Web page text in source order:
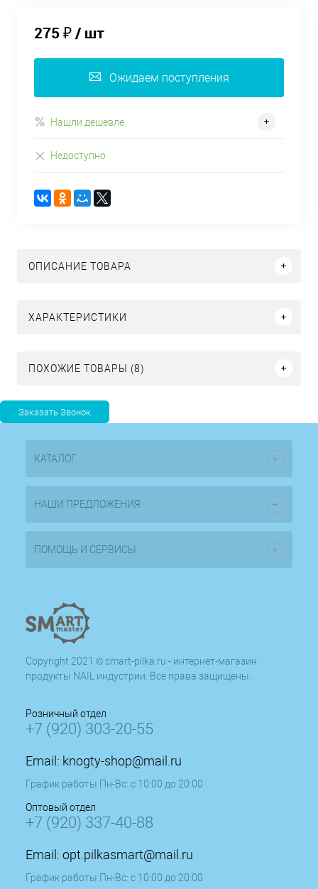
275 ₽/ шт
Ожидаем поступления
Нашли дешевле
Недоступно
ОПИСАНИЕ ТОВАРА
ХАРАКТЕРИСТИКИ
ПОХОЖИЕ ТОВАРЫ (8)
КАТАЛОГ
НАШИ ПРЕДЛОЖЕНИЯ
ПОМОЩЬ И СЕРВИСЫ
Copyright 2021 © smart-pilka.ru - интернет-магазин
продукты NAIL индустрии. Все права защищены.
Розничный отдел
+7 (920) 303-20-55
Email: knogty-shop@mail.ru
График работы Пн-Вс: с 10:00 до 20:00
Оптовый отдел
+7 (920) 337-40-88
Email: opt.pilkasmart@mail.ru
График работы Пн-Вс: с 10:00 до 20:00